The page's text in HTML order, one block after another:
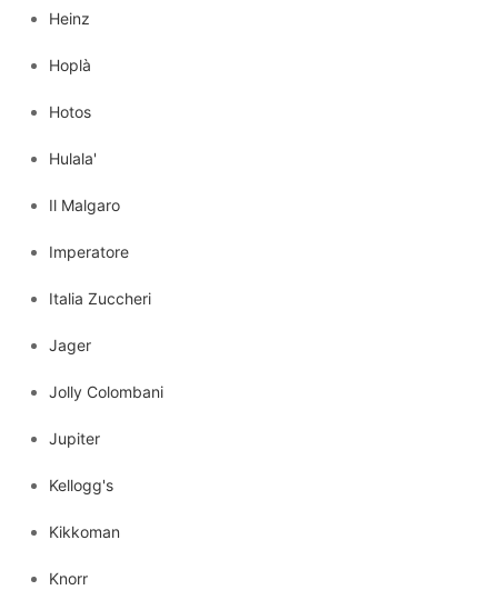
Heinz
Hoplà
Hotos
Hulala'
Il Malgaro
Imperatore
Italia Zuccheri
Jager
Jolly Colombani
Jupiter
Kellogg's
Kikkoman
Knorr